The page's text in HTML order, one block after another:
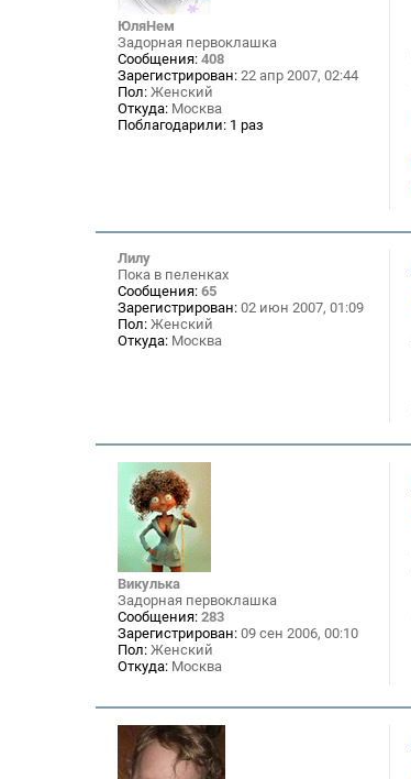
ЮляНем
Задорная первоклашка
Сообщения: 408
Зарегистрирован: 22 апр 2007, 02:44
Пол: Женский
Откуда: Москва
Поблагодарили: 1 раз
Лилу
Пока в пеленках
Сообщения: 65
Зарегистрирован: 02 июн 2007, 01:09
Пол: Женский
Откуда: Москва
Викулька
Задорная первоклашка
Сообщения: 283
Зарегистрирован: 09 сен 2006, 00:10
Пол: Женский
Откуда: Москва